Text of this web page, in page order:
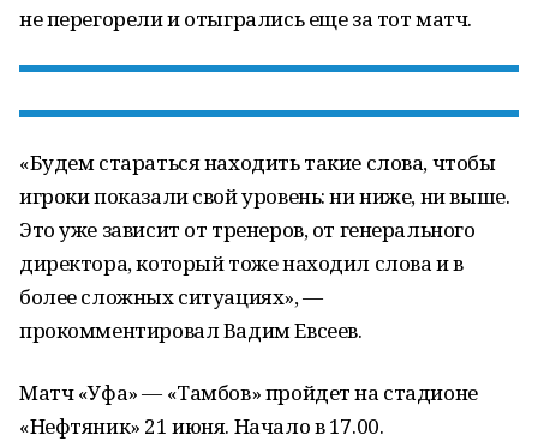
не перегорели и отыгрались еще за тот матч.
«Будем стараться находить такие слова, чтобы
игроки показали свой уровень: ни ниже, ни выше.
Это уже зависит от тренеров, от генерального
директора, который тоже находил слова и в
более сложных ситуациях», —
прокомментировал Вадим Евсеев.
Матч «Уфа» — «Тамбов» пройдет на стадионе
«Нефтяник» 21 июня. Начало в 17.00.